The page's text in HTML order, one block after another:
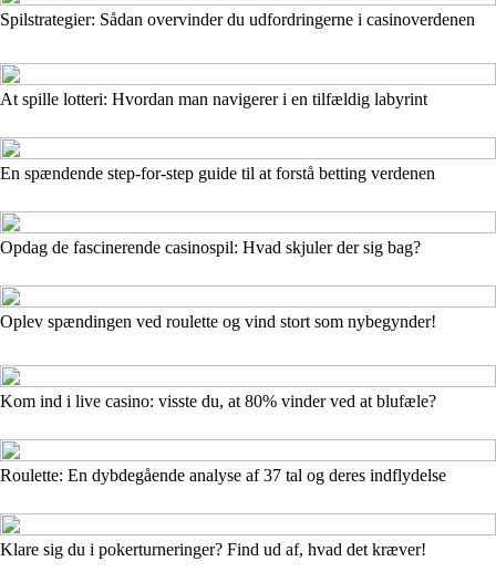
Spilstrategier: Sådan overvinder du udfordringerne i casinoverdenen
At spille lotteri: Hvordan man navigerer i en tilfældig labyrint
En spændende step-for-step guide til at forstå betting verdenen
Opdag de fascinerende casinospil: Hvad skjuler der sig bag?
Oplev spændingen ved roulette og vind stort som nybegynder!
Kom ind i live casino: visste du, at 80% vinder ved at blufæle?
Roulette: En dybdegående analyse af 37 tal og deres indflydelse
Klare sig du i pokerturneringer? Find ud af, hvad det kræver!